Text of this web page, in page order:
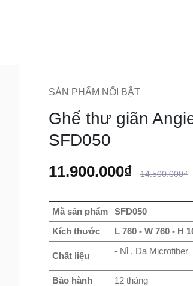
SẢN PHẨM NỔI BẬT
Ghế thư giãn
SFD050
11.900.000₫ 14.500.000₫
Mã sản phẩm
SFD050
Kích thước
L 760 - W 760 - H
Chất liệu - Nỉ , Da Microfiber
Bảo hành
12 tháng